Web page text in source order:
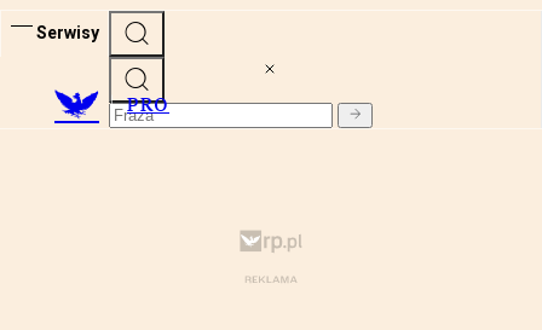
Serwisy
PRO